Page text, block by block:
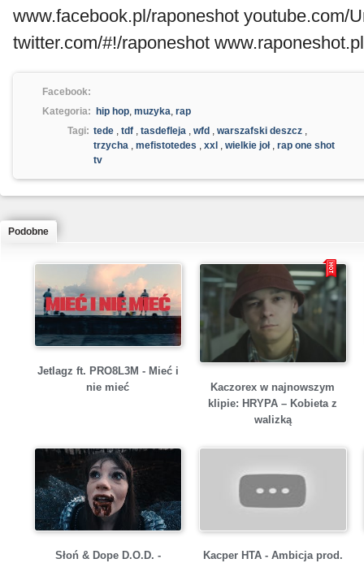
www.facebook.pl/raponeshot youtube.com/
twitter.com/#!/raponeshot www.raponeshot.pl
Facebook:
Kategoria:
hip hop, muzyka, rap
Tagi: tede , tdf , tasdefleja , wfd , warszafski deszcz ,
trzycha , mefistotedes , xxl , wielkie joł, rap one shot
tv
Podobne
Jetlagz ft. PRO8L3M - Mieć i
nie mieć
Kaczorex w najnowszym
klipie: HRYPA – Kobieta z
walizką
Słoń & Dope D.O.D. -
Kacper HTA - Ambicja prod.